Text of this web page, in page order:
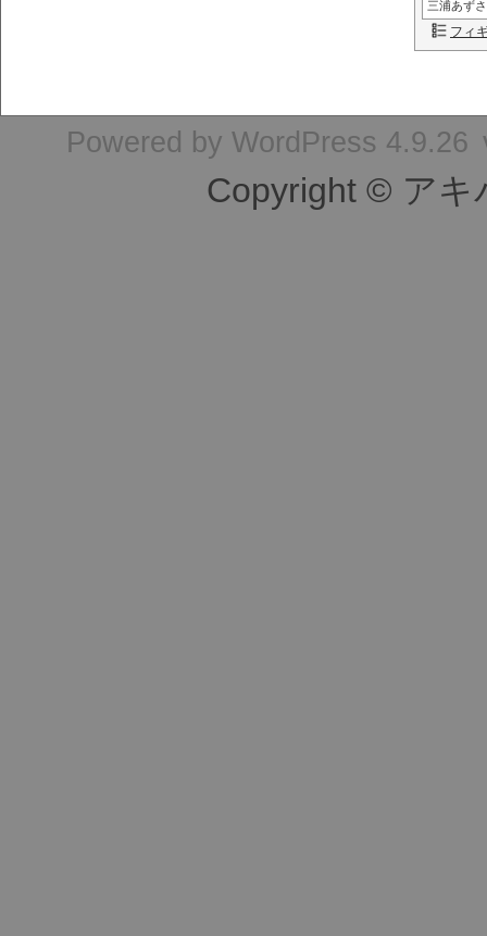
三浦あずさ
フィ
Powered by WordPress 4.9.26
Copyright © アキ